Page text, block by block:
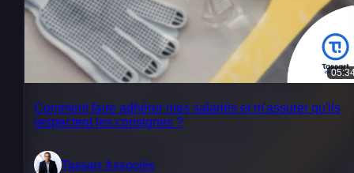
Comment faire adhérer mes salariés et m'assurer qu'ils
respectent les consignes ?
Tassart Associés